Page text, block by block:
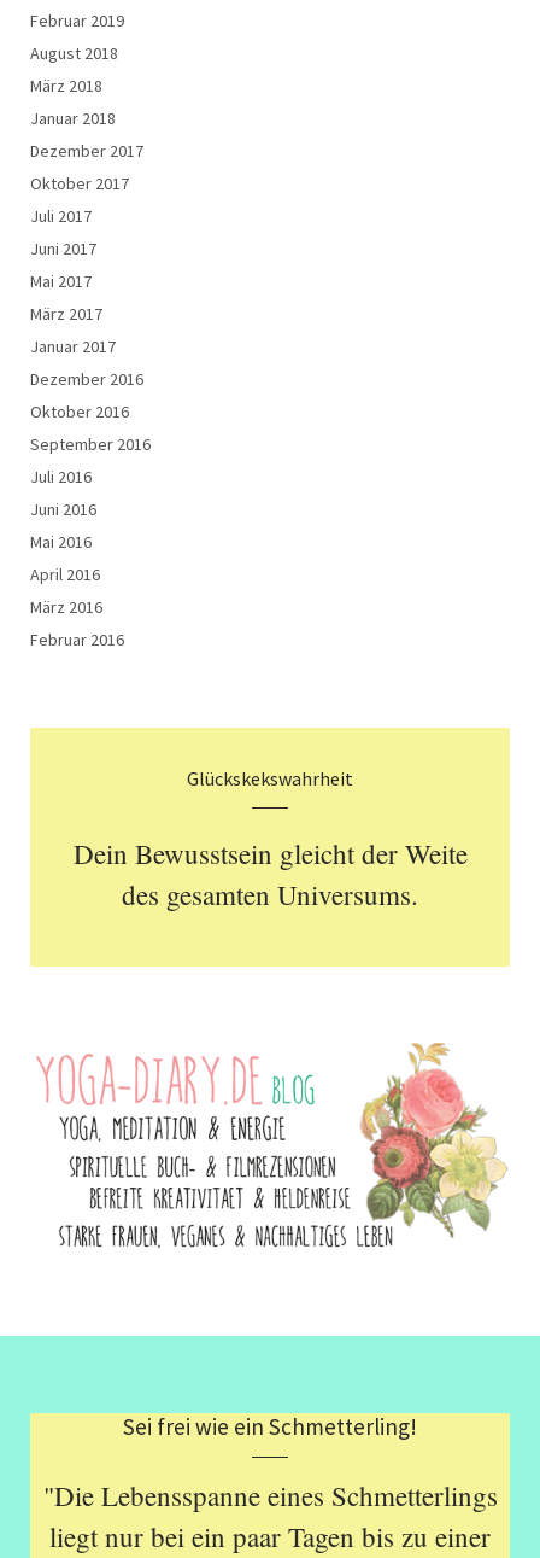
Februar 2019
August 2018
März 2018
Januar 2018
Dezember 2017
Oktober 2017
Juli 2017
Juni 2017
Mai 2017
März 2017
Januar 2017
Dezember 2016
Oktober 2016
September 2016
Juli 2016
Juni 2016
Mai 2016
April 2016
März 2016
Februar 2016
Glückskekswahrheit
Dein Bewusstsein gleicht der Weite
des gesamten Universums.
Sei frei wie ein Schmetterling!
"Die Lebensspanne eines Schmetterlings
liegt nur bei ein paar Tagen bis zu einer